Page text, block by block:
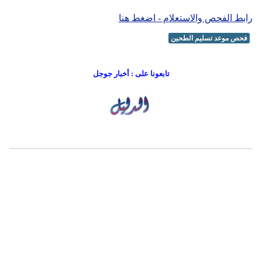
رابط الفحص والاستعلام - اضغط هنا
فحص موعد تسليم الطحين
تابعونا على : أخبار جوجل